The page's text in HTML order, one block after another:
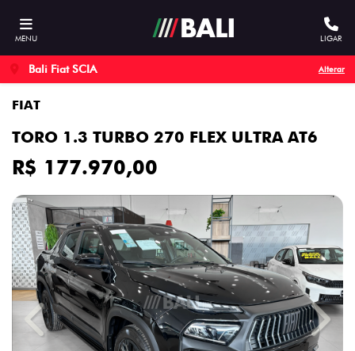
MENU LIGAR
Bali Fiat SCIA Alterar
FIAT
TORO 1.3 TURBO 270 FLEX ULTRA AT6
R$ 177.970,00
Previous Next